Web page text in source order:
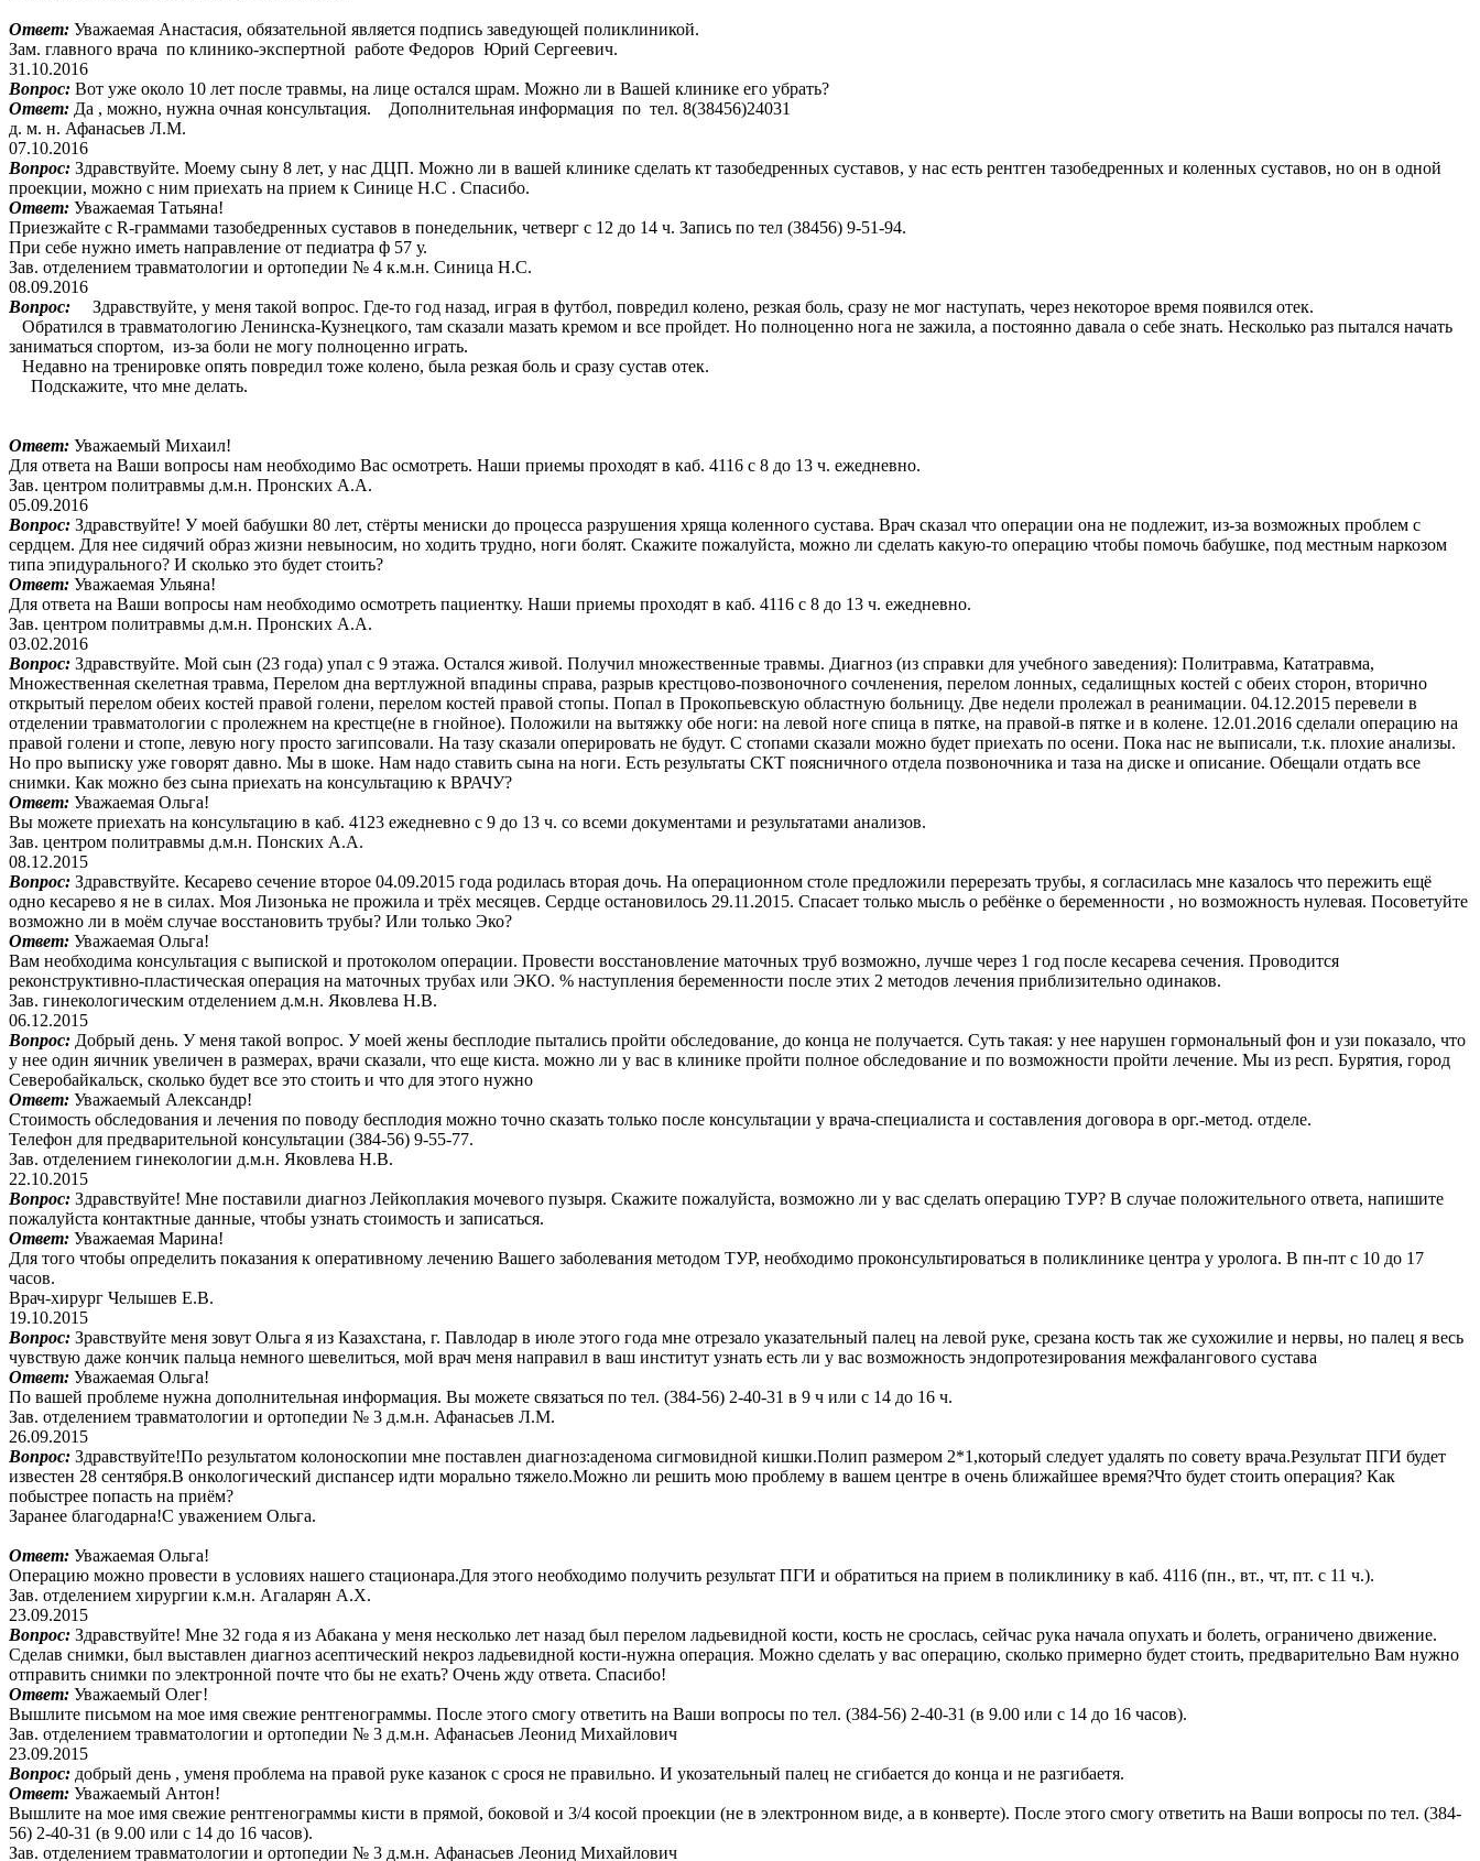
Ответ: Уважаемая Анастасия, обязательной является подпись заведующей поликлиникой.
Зам. главного врача по клинико-экспертной работе Федоров Юрий Сергеевич.
31.10.2016
Вопрос: Вот уже около 10 лет после травмы, на лице остался шрам. Можно ли в Вашей клинике его убрать?
Ответ: Да , можно, нужна очная консультация. Дополнительная информация по тел. 8(38456)24031
д. м. н. Афанасьев Л.М.
07.10.2016
Вопрос: Здравствуйте. Моему сыну 8 лет, у нас ДЦП. Можно ли в вашей клинике сделать кт тазобедренных суставов, у нас есть рентген тазобедренных и коленных суставов, но он в одной
проекции, можно с ним приехать на прием к Синице Н.С . Спасибо.
Ответ: Уважаемая Татьяна!
Приезжайте с R-граммами тазобедренных суставов в понедельник, четверг с 12 до 14 ч. Запись по тел (38456) 9-51-94.
При себе нужно иметь направление от педиатра ф 57 у.
Зав. отделением травматологии и ортопедии № 4 к.м.н. Синица Н.С.
08.09.2016
Вопрос:
Здравствуйте, у меня такой вопрос. Где-то год назад, играя в футбол, повредил колено, резкая боль, сразу не мог наступать, через некоторое время появился отек.
Обратился в травматологию Ленинска-Кузнецкого, там сказали мазать кремом и все пройдет. Но полноценно нога не зажила, а постоянно давала о себе знать. Несколько раз пытался начать
заниматься спортом, из-за боли не могу полноценно играть.
Недавно на тренировке опять повредил тоже колено, была резкая боль и сразу сустав отек.
Подскажите, что мне делать.
Ответ: Уважаемый Михаил!
Для ответа на Ваши вопросы нам необходимо Вас осмотреть. Наши приемы проходят в каб. 4116 с 8 до 13 ч. ежедневно.
Зав. центром политравмы д.м.н. Пронских А.А.
05.09.2016
Вопрос: Здравствуйте! У моей бабушки 80 лет, стёрты мениски до процесса разрушения хряща коленного сустава. Врач сказал что операции она не подлежит, из-за возможных проблем с
сердцем. Для нее сидячий образ жизни невыносим, но ходить трудно, ноги болят. Скажите пожалуйста, можно ли сделать какую-то операцию чтобы помочь бабушке, под местным наркозом
типа эпидурального? И сколько это будет стоить?
Ответ: Уважаемая Ульяна!
Для ответа на Ваши вопросы нам необходимо осмотреть пациентку. Наши приемы проходят в каб. 4116 с 8 до 13 ч. ежедневно.
Зав. центром политравмы д.м.н. Пронских А.А.
03.02.2016
Вопрос: Здравствуйте. Мой сын (23 года) упал с 9 этажа. Остался живой. Получил множественные травмы. Диагноз (из справки для учебного заведения): Политравма, Кататравма,
Множественная скелетная травма, Перелом дна вертлужной впадины справа, разрыв крестцово-позвоночного сочленения, перелом лонных, седалищных костей с обеих сторон, вторично
открытый перелом обеих костей правой голени, перелом костей правой стопы. Попал в Прокопьевскую областную больницу. Две недели пролежал в реанимации. 04.12.2015 перевели в
отделении травматологии с пролежнем на крестце(не в гнойное). Положили на вытяжку обе ноги: на левой ноге спица в пятке, на правой-в пятке и в колене. 12.01.2016 сделали операцию на
правой голени и стопе, левую ногу просто загипсовали. На тазу сказали оперировать не будут. С стопами сказали можно будет приехать по осени. Пока нас не выписали, т.к. плохие анализы.
Но про выписку уже говорят давно. Мы в шоке. Нам надо ставить сына на ноги. Есть результаты СКТ поясничного отдела позвоночника и таза на диске и описание. Обещали отдать все
снимки. Как можно без сына приехать на консультацию к ВРАЧУ?
Ответ: Уважаемая Ольга!
Вы можете приехать на консультацию в каб. 4123 ежедневно с 9 до 13 ч. со всеми документами и результатами анализов.
Зав. центром политравмы д.м.н. Понских А.А.
08.12.2015
Вопрос: Здравствуйте. Кесарево сечение второе 04.09.2015 года родилась вторая дочь. На операционном столе предложили перерезать трубы, я согласилась мне казалось что пережить ещё
одно кесарево я не в силах. Моя Лизонька не прожила и трёх месяцев. Сердце остановилось 29.11.2015. Спасает только мысль о ребёнке о беременности , но возможность нулевая. Посоветуйте
возможно ли в моём случае восстановить трубы? Или только Эко?
Ответ: Уважаемая Ольга!
Вам необходима консультация с выпиской и протоколом операции. Провести восстановление маточных труб возможно, лучше через 1 год после кесарева сечения. Проводится
реконструктивно-пластическая операция на маточных трубах или ЭКО. % наступления беременности после этих 2 методов лечения приблизительно одинаков.
Зав. гинекологическим отделением д.м.н. Яковлева Н.В.
06.12.2015
Вопрос: Добрый день. У меня такой вопрос. У моей жены бесплодие пытались пройти обследование, до конца не получается. Суть такая: у нее нарушен гормональный фон и узи показало, что
у нее один яичник увеличен в размерах, врачи сказали, что еще киста. можно ли у вас в клинике пройти полное обследование и по возможности пройти лечение. Мы из респ. Бурятия, город
Северобайкальск, сколько будет все это стоить и что для этого нужно
Ответ: Уважаемый Александр!
Стоимость обследования и лечения по поводу бесплодия можно точно сказать только после консультации у врача-специалиста и составления договора в орг.-метод. отделе.
Телефон для предварительной консультации (384-56) 9-55-77.
Зав. отделением гинекологии д.м.н. Яковлева Н.В.
22.10.2015
Вопрос: Здравствуйте! Мне поставили диагноз Лейкоплакия мочевого пузыря. Скажите пожалуйста, возможно ли у вас сделать операцию ТУР? В случае положительного ответа, напишите
пожалуйста контактные данные, чтобы узнать стоимость и записаться.
Ответ: Уважаемая Марина!
Для того чтобы определить показания к оперативному лечению Вашего заболевания методом ТУР, необходимо проконсультироваться в поликлинике центра у уролога. В пн-пт с 10 до 17
часов.
Врач-хирург Челышев Е.В.
19.10.2015
Вопрос: Зравствуйте меня зовут Ольга я из Казахстана, г. Павлодар в июле этого года мне отрезало указательный палец на левой руке, срезана кость так же сухожилие и нервы, но палец я весь
чувствую даже кончик пальца немного шевелиться, мой врач меня направил в ваш институт узнать есть ли у вас возможность эндопротезирования межфалангового сустава
Ответ: Уважаемая Ольга!
По вашей проблеме нужна дополнительная информация. Вы можете связаться по тел. (384-56) 2-40-31 в 9 ч или с 14 до 16 ч.
Зав. отделением травматологии и ортопедии № 3 д.м.н. Афанасьев Л.М.
26.09.2015
Вопрос: Здравствуйте!По результатом колоноскопии мне поставлен диагноз:аденома сигмовидной кишки.Полип размером 2*1,который следует удалять по совету врача.Результат ПГИ будет
известен 28 сентября.В онкологический диспансер идти морально тяжело.Можно ли решить мою проблему в вашем центре в очень ближайшее время?Что будет стоить операция? Как
побыстрее попасть на приём?
Заранее благодарна!С уважением Ольга.
Ответ: Уважаемая Ольга!
Операцию можно провести в условиях нашего стационара.Для этого необходимо получить результат ПГИ и обратиться на прием в поликлинику в каб. 4116 (пн., вт., чт, пт. с 11 ч.).
Зав. отделением хирургии к.м.н. Агаларян А.Х.
23.09.2015
Вопрос: Здравствуйте! Мне 32 года я из Абакана у меня несколько лет назад был перелом ладьевидной кости, кость не срослась, сейчас рука начала опухать и болеть, ограничено движение.
Сделав снимки, был выставлен диагноз асептический некроз ладьевидной кости-нужна операция. Можно сделать у вас операцию, сколько примерно будет стоить, предварительно Вам нужно
отправить снимки по электронной почте что бы не ехать? Очень жду ответа. Спасибо!
Ответ: Уважаемый Олег!
Вышлите письмом на мое имя свежие рентгенограммы. После этого смогу ответить на Ваши вопросы по тел. (384-56) 2-40-31 (в 9.00 или с 14 до 16 часов).
Зав. отделением травматологии и ортопедии № 3 д.м.н. Афанасьев Леонид Михайлович
23.09.2015
Вопрос: добрый день , уменя проблема на правой руке казанок с срося не правильно. И укозательный палец не сгибается до конца и не разгибаетя.
Ответ: Уважаемый Антон!
Вышлите на мое имя свежие рентгенограммы кисти в прямой, боковой и 3/4 косой проекции (не в электронном виде, а в конверте). После этого смогу ответить на Ваши вопросы по тел. (384-
56) 2-40-31 (в 9.00 или с 14 до 16 часов).
Зав. отделением травматологии и ортопедии № 3 д.м.н. Афанасьев Леонид Михайлович